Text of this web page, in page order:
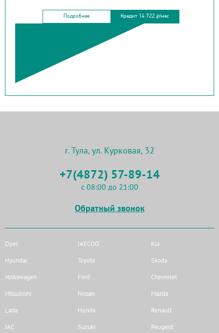
Подробнее Кредит 14 722 ₽/мес
г. Тула, ул. Курковая, 32
+7(4872) 57-89-14
с 08:00 до 21:00
Обратный звонок
Opel JAECOO
Kia
Hyundai
Toyota
Skoda
Volkswagen
Ford
Chevrolet
Mitsubishi
Nissan
Mazda
Lada
Honda
Renault
JAC
Suzuki
Peugeot